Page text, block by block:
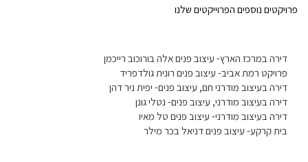
פרויקטים נוספים הפרוייקטים שלנו
דירה במרכז הארץ- עיצוב פנים אלה בורוכוב רייכמן
פרויקט רמת אביב- עיצוב פנים רונית גולדפריד
דירה בעיצוב מודרני חם, עיצוב פנים- יפית ניר דהן
דירה בעיצוב מודרני, עיצוב פנים- נטלי גונן
דירה בעיצוב מודרני- עיצוב פנים טל מאיו
בית קרקע- עיצוב פנים דניאל בכר מילר